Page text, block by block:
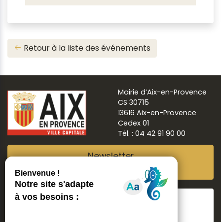
Retour à la liste des événements
Mairie d’Aix-en-Provence
CS 30715
13616 Aix-en-Provence
Cedex 01
Tél. : 04 42 91 90 00
Newsletter
Suivre Aix ma ville